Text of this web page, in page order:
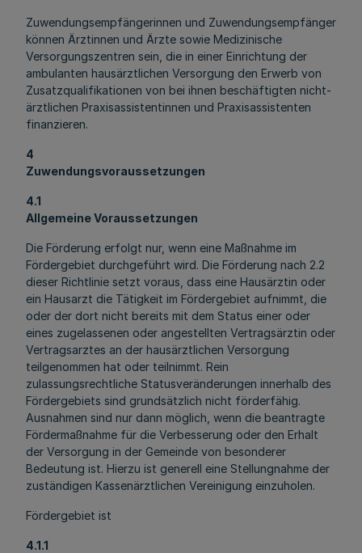
Zuwendungsempfängerinnen und Zuwendungsempfänger
können Ärztinnen und Ärzte sowie Medizinische
Versorgungszentren sein, die in einer Einrichtung der
ambulanten hausärztlichen Versorgung den Erwerb von
Zusatzqualifikationen von bei ihnen beschäftigten nicht-
ärztlichen Praxisassistentinnen und Praxisassistenten
finanzieren.
4
Zuwendungsvoraussetzungen
4.1
Allgemeine Voraussetzungen
Die Förderung erfolgt nur, wenn eine Maßnahme im
Fördergebiet durchgeführt wird. Die Förderung nach 2.2
dieser Richtlinie setzt voraus, dass eine Hausärztin oder
ein Hausarzt die Tätigkeit im Fördergebiet aufnimmt, die
oder der dort nicht bereits mit dem Status einer oder
eines zugelassenen oder angestellten Vertragsärztin oder
Vertragsarztes an der hausärztlichen Versorgung
teilgenommen hat oder teilnimmt. Rein
zulassungsrechtliche Statusveränderungen innerhalb des
Fördergebiets sind grundsätzlich nicht förderfähig.
Ausnahmen sind nur dann möglich, wenn die beantragte
Fördermaßnahme für die Verbesserung oder den Erhalt
der Versorgung in der Gemeinde von besonderer
Bedeutung ist. Hierzu ist generell eine Stellungnahme der
zuständigen Kassenärztlichen Vereinigung einzuholen.
Fördergebiet ist
4.1.1